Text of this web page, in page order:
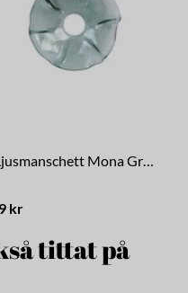
Ljusmanschett Mona Grön
kr
tittat på